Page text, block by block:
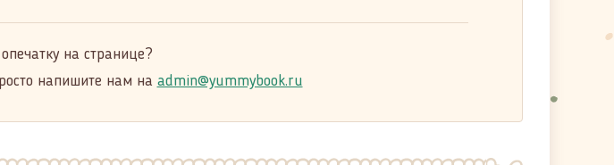
на странице?
напишите нам на admin@yummybook.ru